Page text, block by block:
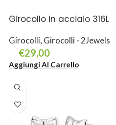
Girocollo in acciaio 316L
Girocolli, Girocolli - 2Jewels
€29,00
Aggiungi Al Carrello